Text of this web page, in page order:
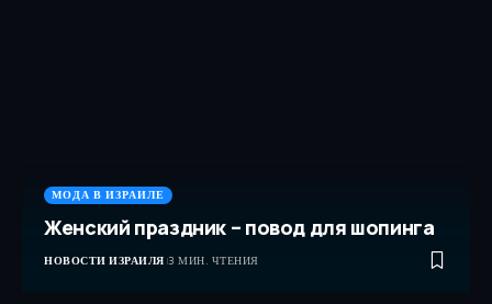
МОДА В ИЗРАИЛЕ
Женский праздник – повод для шопинга
НОВОСТИ ИЗРАИЛЯ 3 МИН. ЧТЕНИЯ